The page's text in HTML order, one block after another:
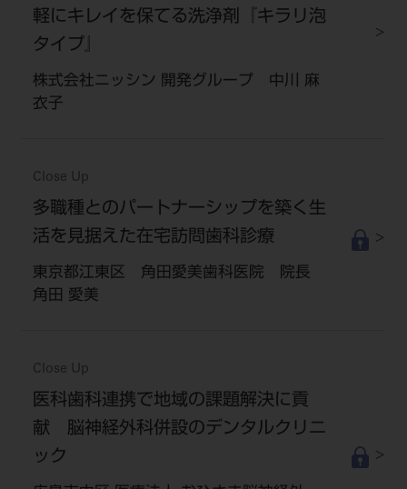
軽にキレイを保てる洗浄剤『キラリ泡
タイプ』
株式会社ニッシン 開発グループ 中川 麻
衣子
Close Up
多職種とのパートナーシップを築く生
活を見据えた在宅訪問歯科診療
東京都江東区 角田愛美歯科医院 院長
角田 愛美
Close Up
医科歯科連携で地域の課題解決に貢
献 脳神経外科併設のデンタルクリニ
ック